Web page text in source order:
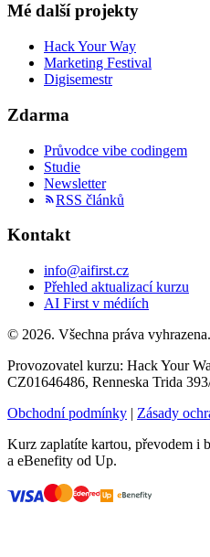
Mé další projekty
Hack Your Way
Marketing Festival
Digisemestr
Zdarma
Průvodce vibe codingem
Studie
Newsletter
RSS článků
Kontakt
info@aifirst.cz
Přehled aktualizací kurzu
AI First v médiích
© 2026. Všechna práva vyhrazena.
Provozovatel kurzu: Hack Your
CZ01646486, Renneska Trida
Obchodní podmínky | Zásady
Kurz zaplatíte kartou, převodem i
a eBenefity od Up.